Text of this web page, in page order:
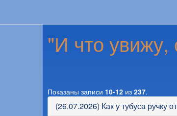
"И что
Показаны записи 10-12 из 237.
(26.07.2026) Как у тубуса ручку